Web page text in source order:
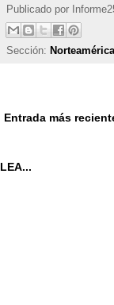
Publicado por
Sección: Norteamérica
Entrada más
LEA...